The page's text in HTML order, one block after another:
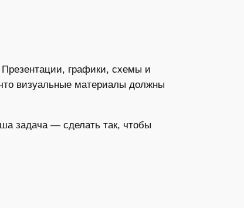
графики, схемы и
визуальные материалы должны
задача — сделать так, чтобы